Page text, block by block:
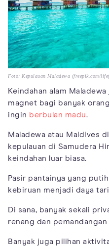
Foto: Kepulauan Maladewa (freepik.com/
Keindahan alam
magnet bagi banyak
ingin berbulan madu.
Maladewa atau Maldives
kepulauan di Samudera
keindahan luar biasa.
Pasir pantainya yang
kebiruan menjadi daya
Di sana, banyak sekali
renang dan
Banyak juga pilihan